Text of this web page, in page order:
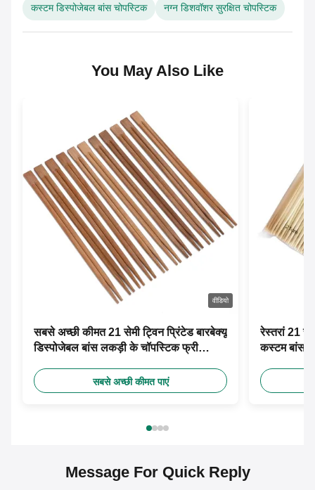
कस्टम डिस्पोजेबल बांस चोपस्टिक नग्न डिशवॉशर सुरक्षित चोपस्टिक
You May Also Like
वीडियो
सबसे अच्छी कीमत 21 सेमी ट्विन प्रिंटेड बारबेक्यू
डिस्पोजेबल बांस लकड़ी के चॉपस्टिक फ्री
सबसे अच्छी कीमत पाएं
रेस्तरां 21
कस्टम बांस
Message For Quick Reply